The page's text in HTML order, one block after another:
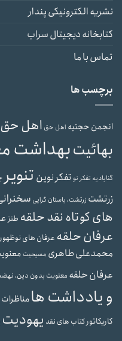
نشریه الکترونیکی پندار
کتابخانه دیجیتال سراب
تماس با ما
برچسب ها
انجمن حجتیه اهل حق اهل
بهائیتبهداشت
گنابادیه تفکر نوتفکر نوین تنویر
زرتشت زرتشت، باستان گرایی
های کوتاه نقد حلقه طنز
عرفان حلقه عرفان های نوظهور
محمدعلی طاهری مسیحیت
عرفان حلقه معنویت بدون دین،
و یادداشت ها
کاریکاتور کتاب های نقد یهودیت